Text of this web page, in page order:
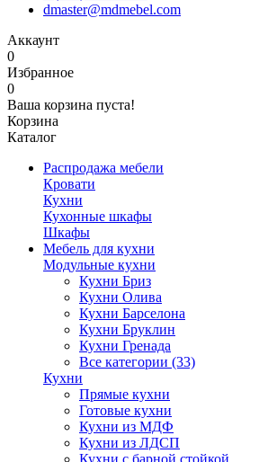
dmaster@mdmebel.com
Аккаунт
0
Избранное
0
Ваша корзина пуста!
Корзина
Каталог
Распродажа мебели
Кровати
Кухни
Кухонные шкафы
Шкафы
Мебель для кухни
Модульные кухни
Кухни Бриз
Кухни Олива
Кухни Барселона
Кухни Бруклин
Кухни Гренада
Все категории (33)
Кухни
Прямые кухни
Готовые кухни
Кухни из МДФ
Кухни из ЛДСП
Кухни с барной стойкой